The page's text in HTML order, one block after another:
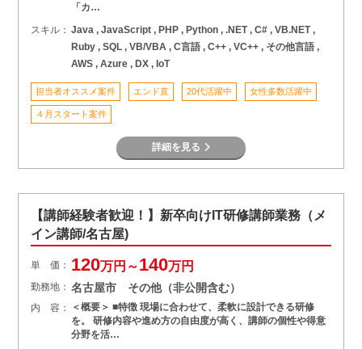
「カ…
スキル： Java , JavaScript , PHP , Python , .NET , C# , VB.NET ,
Ruby , SQL , VB/VBA , C言語 , C++ , VC++ , その他言語 ,
AWS , Azure , DX , IoT
担当者オススメ案件 エンド直 20代活躍中 女性多数活躍中
４月スタート案件
詳細を見る
【講師経験者歓迎！】新卒向けIT研修講師業務（メ
イン講師/名古屋)
単 価： 120万円～140万円
勤務地： 名古屋市 その他（非公開含む）
内 容：
＜概要＞ ■特徴 現場に合わせて、柔軟に設計できる研修
を。 研修内容や進め方の自由度が高く、講師の個性や得意
分野を活…